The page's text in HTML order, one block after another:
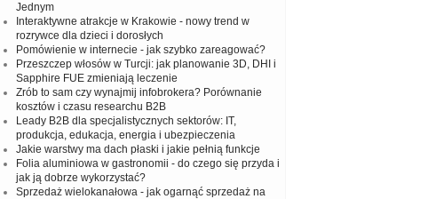
Jednym
Interaktywne atrakcje w Krakowie - nowy trend w
rozrywce dla dzieci i dorosłych
Pomówienie w internecie - jak szybko zareagować?
Przeszczep włosów w Turcji: jak planowanie 3D, DHI i
Sapphire FUE zmieniają leczenie
Zrób to sam czy wynajmij infobrokera? Porównanie
kosztów i czasu researchu B2B
Leady B2B dla specjalistycznych sektorów: IT,
produkcja, edukacja, energia i ubezpieczenia
Jakie warstwy ma dach płaski i jakie pełnią funkcje
Folia aluminiowa w gastronomii - do czego się przyda i
jak ją dobrze wykorzystać?
Sprzedaż wielokanałowa - jak ogarnąć sprzedaż na